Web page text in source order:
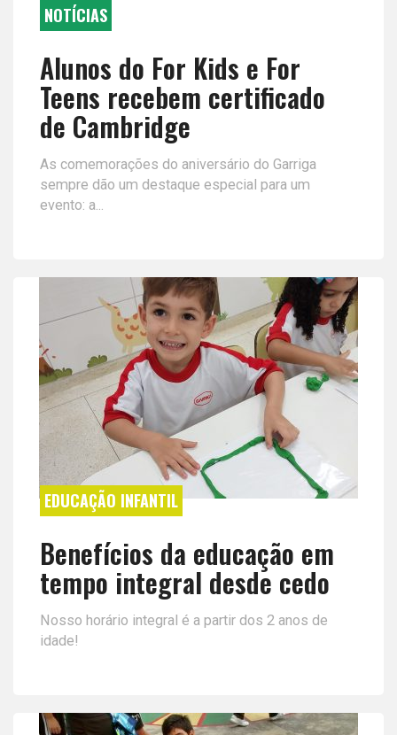
NOTÍCIAS
Alunos do For Kids e For
Teens recebem certificado
de Cambridge
As comemorações do aniversário do Garriga
sempre dão um destaque especial para um
evento: a...
EDUCAÇÃO INFANTIL
Benefícios da educação em
tempo integral desde cedo
Nosso horário integral é a partir dos 2 anos de
idade!